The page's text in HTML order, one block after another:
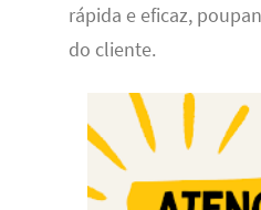
rápida e eficaz,
do cliente.